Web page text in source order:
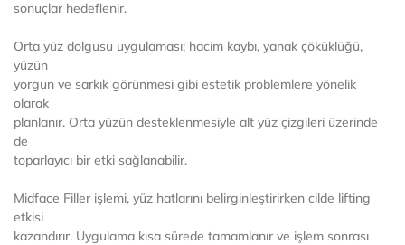
sonuçlar hedeflenir.
Orta yüz dolgusu uygulaması; hacim kaybı, yanak çöküklüğü,
yüzün
yorgun ve sarkık görünmesi gibi estetik problemlere yönelik
olarak
planlanır. Orta yüzün desteklenmesiyle alt yüz çizgileri üzerinde
de
toparlayıcı bir etki sağlanabilir.
Midface Filler işlemi, yüz hatlarını belirginleştirirken cilde lifting
etkisi
kazandırır. Uygulama kısa sürede tamamlanır ve işlem sonrası